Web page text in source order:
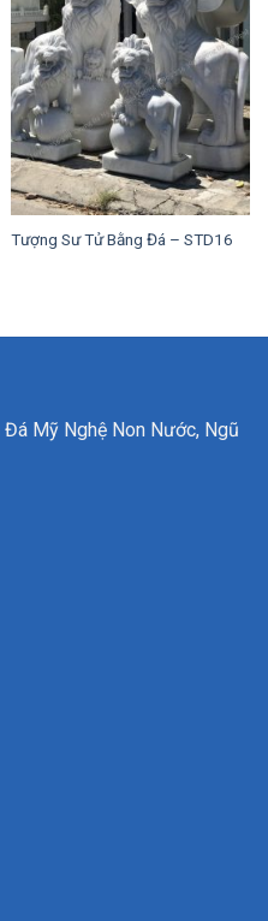
Tượng Sư Tử Bằng Đá – STD16
Đá Mỹ Nghệ Non Nước, Ngũ